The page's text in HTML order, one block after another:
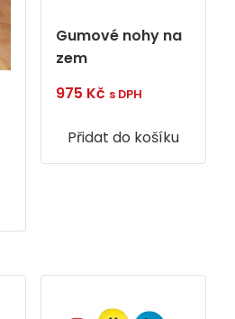
Gumové nohy na
zem
975 Kč s DPH
Přidat do košíku